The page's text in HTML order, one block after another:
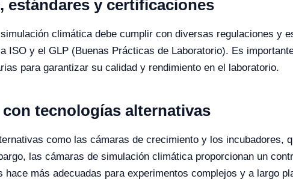
estándares y certificaciones
climática debe cumplir con diversas regulaciones y
ISO y el GLP (Buenas Prácticas de Laboratorio). Es
para garantizar su calidad y rendimiento en el laboratorio.
tecnologías alternativas
como las cámaras de crecimiento y los incubadores,
las cámaras de simulación climática proporcionan un
hace más adecuadas para experimentos complejos y a largo